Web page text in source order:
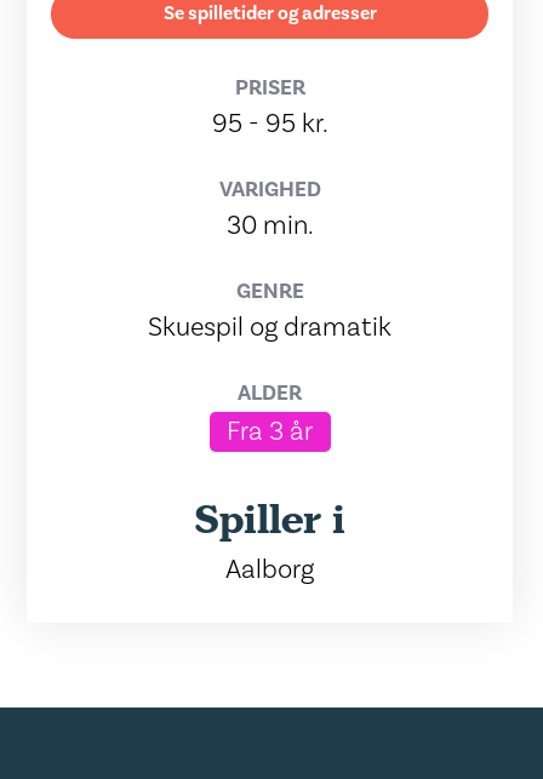
Se spilletider og adresser
PRISER
95 - 95 kr.
VARIGHED
30 min.
GENRE
Skuespil og dramatik
ALDER
Fra 3 år
Spiller i
Aalborg